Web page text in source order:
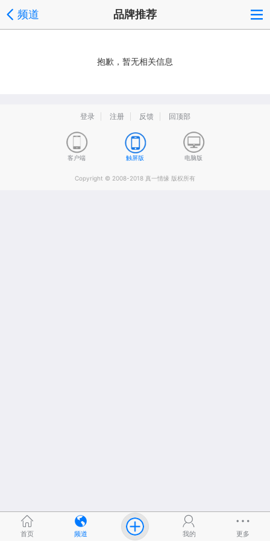
频道 品牌推荐
抱歉，暂无相关信息
登录 注册 反馈 回顶部
客户端 触屏版 电脑版
Copyright © 2008-2018 真一情缘 版权所有
首页 频道 我的 更多